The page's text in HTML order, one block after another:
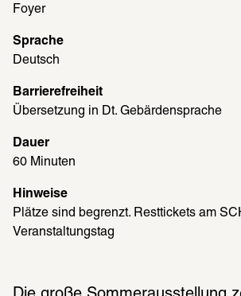
Foyer
Sprache
Deutsch
Barrierefreiheit
Übersetzung in Dt. Gebärdensprache
Dauer
60 Minuten
Hinweise
Plätze sind begrenzt. Resttickets am
Veranstaltungstag